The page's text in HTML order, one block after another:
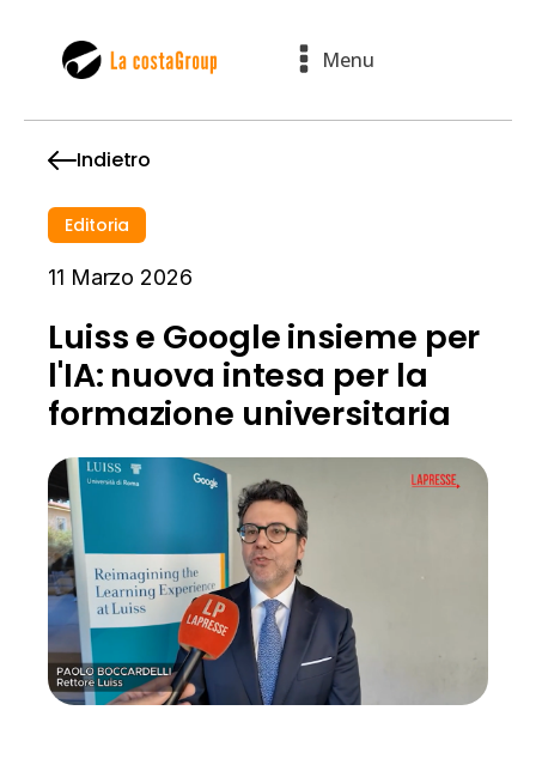
Menu
Indietro
Editoria
11 Marzo 2026
Luiss e Google insieme per
l'IA: nuova intesa per la
formazione universitaria